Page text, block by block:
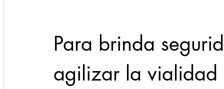
1 enero
Para brinda
agilizar la vialidad